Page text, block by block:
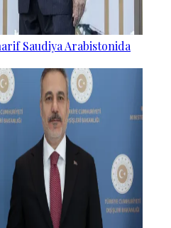
Saudiya Arabistonida